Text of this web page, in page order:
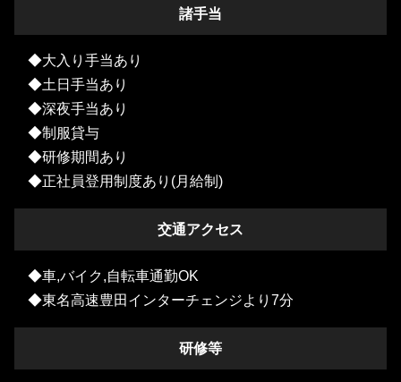
諸手当
◆大入り手当あり
◆土日手当あり
◆深夜手当あり
◆制服貸与
◆研修期間あり
◆正社員登用制度あり(月給制)
交通アクセス
◆車,バイク,自転車通勤OK
◆東名高速豊田インターチェンジより7分
研修等